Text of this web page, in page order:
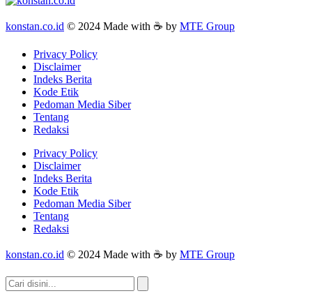
konstan.co.id © 2024 Made with ☕ by MTE Group
Privacy Policy
Disclaimer
Indeks Berita
Kode Etik
Pedoman Media Siber
Tentang
Redaksi
Privacy Policy
Disclaimer
Indeks Berita
Kode Etik
Pedoman Media Siber
Tentang
Redaksi
konstan.co.id © 2024 Made with ☕ by MTE Group